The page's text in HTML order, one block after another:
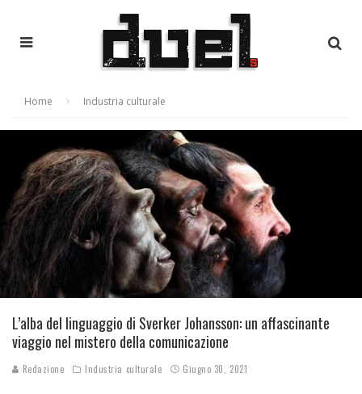
Home Industria culturale
L’alba del linguaggio di Sverker Johansson: un affascinante
viaggio nel mistero della comunicazione
Redazione Industria culturale Giugno 30, 2021